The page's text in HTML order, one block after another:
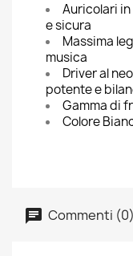
Auricolari
e sicura
Massima
musica
Driver al
potente e
Gamma di
Colore
Commenti (0)